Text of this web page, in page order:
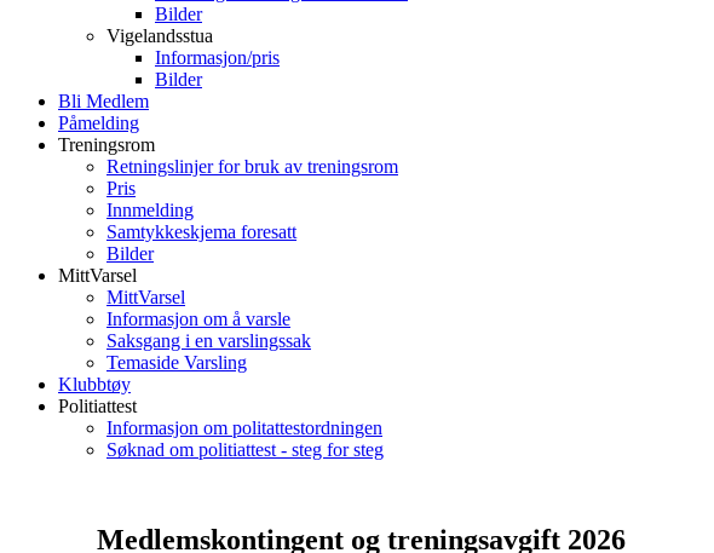
Bilder
Vigelandsstua
Informasjon/pris
Bilder
Bli Medlem
Påmelding
Treningsrom
Retningslinjer for bruk av treningsrom
Pris
Innmelding
Samtykkeskjema foresatt
Bilder
MittVarsel
MittVarsel
Informasjon om å varsle
Saksgang i en varslingssak
Temaside Varsling
Klubbtøy
Politiattest
Informasjon om politattestordningen
Søknad om politiattest - steg for steg
Medlemskontingent og treningsavgift 2026